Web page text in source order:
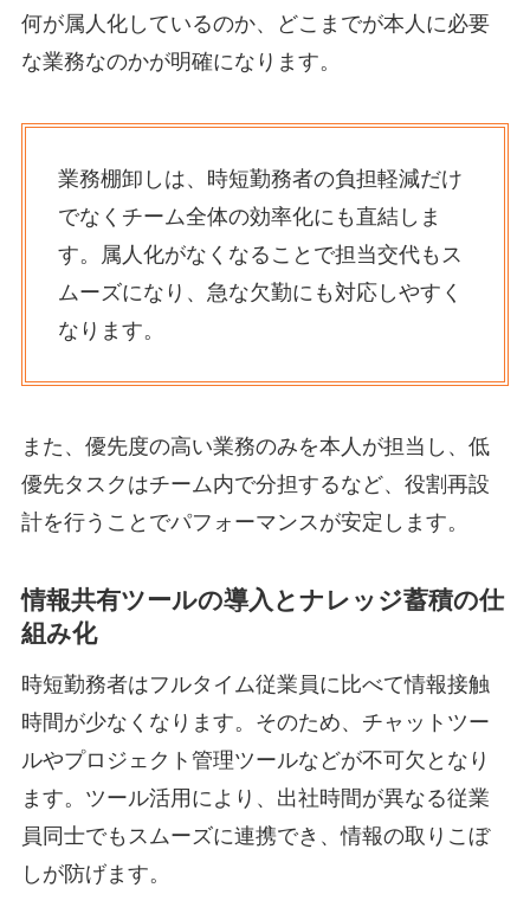
何が属人化しているのか、どこまでが本人に必要
な業務なのかが明確になります。
業務棚卸しは、時短勤務者の負担軽減だけ
でなくチーム全体の効率化にも直結しま
す。属人化がなくなることで担当交代もス
ムーズになり、急な欠勤にも対応しやすく
なります。
また、優先度の高い業務のみを本人が担当し、低
優先タスクはチーム内で分担するなど、役割再設
計を行うことでパフォーマンスが安定します。
情報共有ツールの導入とナレッジ蓄積の仕
組み化
時短勤務者はフルタイム従業員に比べて情報接触
時間が少なくなります。そのため、チャットツー
ルやプロジェクト管理ツールなどが不可欠となり
ます。ツール活用により、出社時間が異なる従業
員同士でもスムーズに連携でき、情報の取りこぼ
しが防げます。